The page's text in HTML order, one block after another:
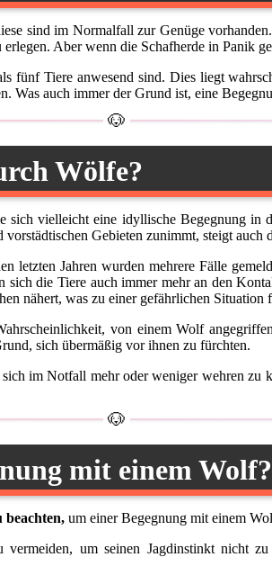
sind im Normalfall zur Genüge
Aber wenn die Schafherde in
fünf Tiere anwesend sind. Dies liegt
Was auch immer der Grund ist, eine
Wölfe?
vielleicht eine idyllische Begegnung
Gebieten zunimmt, steigt
letzten Jahren wurden mehrere Fälle
die Tiere auch immer mehr an den
nähert, was zu einer gefährlichen Situation
von einem Wolf
sich übermäßig vor ihnen zu fürchten.
im Notfall mehr oder weniger wehren zu
mit einem Wolf?
beachten, um einer Begegnung mit einem
um seinen Jagdinstinkt nicht